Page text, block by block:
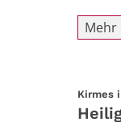
Mehr
Kirmes